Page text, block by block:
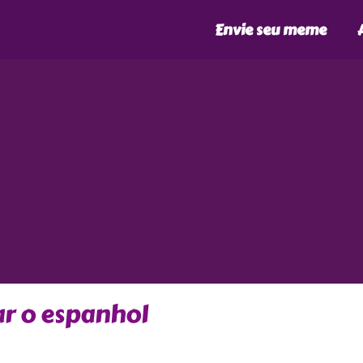
Envie seu meme
o espanhol